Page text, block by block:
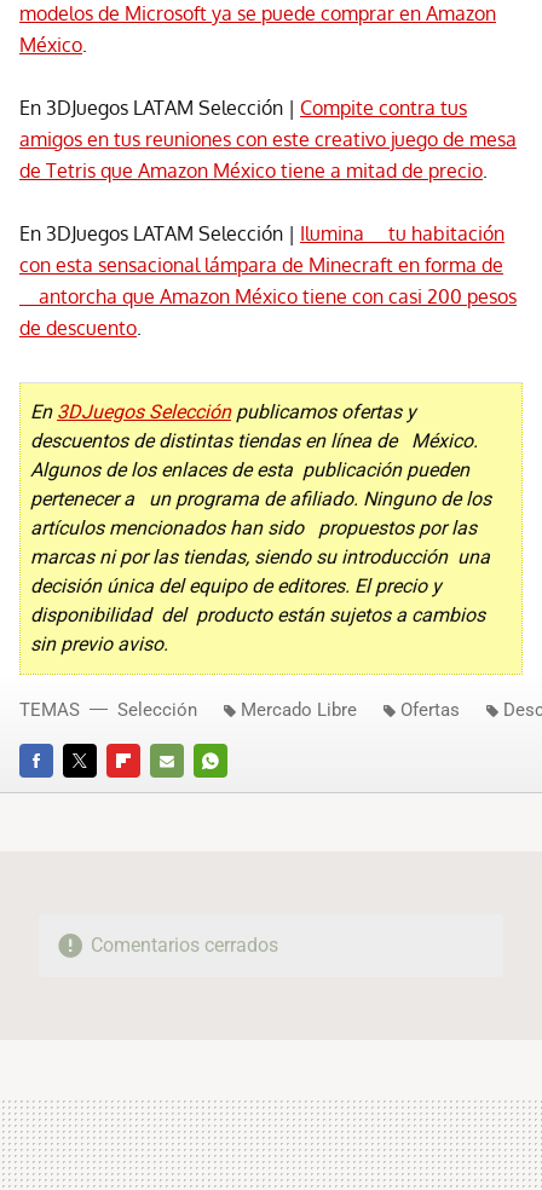
modelos de Microsoft ya se puede comprar en Amazon
México.
En 3DJuegos LATAM Selección | Compite contra tus
amigos en tus reuniones con este creativo juego de mesa
de Tetris que Amazon México tiene a mitad de precio.
En 3DJuegos LATAM Selección | Ilumina tu habitación
con esta sensacional lámpara de Minecraft en forma de
antorcha que Amazon México tiene con casi 200 pesos
de descuento.
En 3DJuegos Selecciónpublicamos ofertas y
descuentos de distintas tiendas en línea de México.
Algunos de los enlaces de esta publicación pueden
pertenecer a un programa de afiliado. Ninguno de los
artículos mencionados han sido propuestos por las
marcas ni por las tiendas, siendo su introducción una
decisión única del equipo de editores. El precio y
disponibilidad del producto están sujetos a cambios
sin previo aviso.
FACEBOOKTWITTERFLIPBOARD
E-
WHATSAPP
TEMAS Selección Mercado Libre Ofertas
Comentarios cerrados